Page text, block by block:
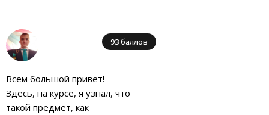
Всем большой привет!
Здесь, на курсе, я узнал, что
такой предмет, как
93 баллов